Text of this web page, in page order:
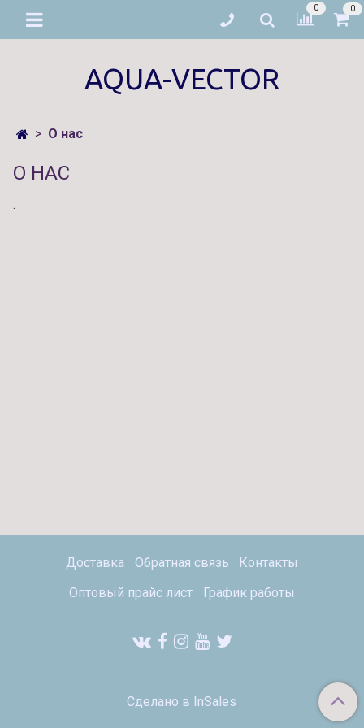
0 0
AQUA-VECTOR
О нас
О НАС
.
Доставка Обратная связь
Контакты
Оптовый прайс лист
График работы
Сделано в InSales